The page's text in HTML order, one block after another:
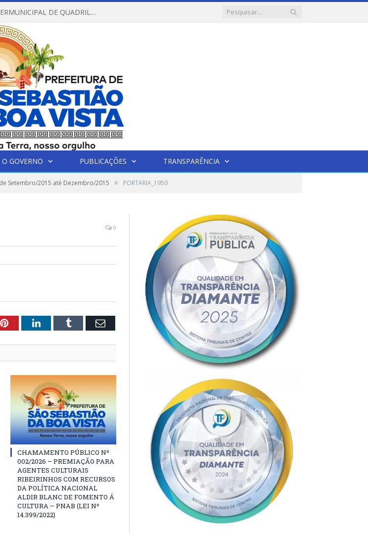
REGULAMENTO DO X CONCURSO INTERMUNICIPAL DE QUADRILHAS JUNINAS – 2026 – ARRAIÁ DA VENEZA
O GOVERNO PUBLICAÇÕES TRANSPARÊNCIA
Setembro/2015 até Dezembro/2015 » PORTARIA_1950
0
PinterestLinkedInTumblr Email
CHAMAMENTO PÚBLICO Nº
002/2026 – PREMIAÇÃO PARA
AGENTES CULTURAIS
RIBEIRINHOS COM RECURSOS
DA POLÍTICA NACIONAL
ALDIR BLANC DE FOMENTO Á
CULTURA – PNAB (LEI Nº
14.399/2022)